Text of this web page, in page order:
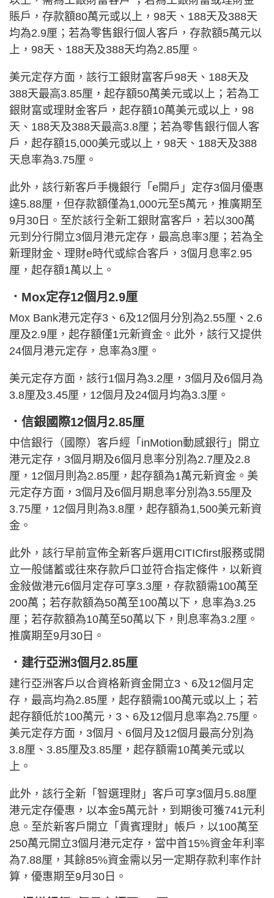
賬戶，存款額80萬元或以上，98天、188天及388天
均為2.9厘；若為零售銀行個人客戶，存款額5萬元以
上，98天、188天及388天均為2.85厘。
美元定存方面，該行工銀財富客戶98天、188天及
388天最高3.85厘，起存額50萬美元或以上；若為工
銀財富或理財金客戶，起存額10萬美元或以上，98
天、188天及388天最高3.8厘；若為零售銀行個人客
戶，起存額15,000美元或以上，98天、188天及388
天息率為3.75厘。
此外，該行新客戶手機銀行「e開戶」定存3個月優惠
達5.88厘，但存款額僅為1,000元至5萬元，推廣期至
9月30日。至於該行全新工銀財富客戶，若以300萬
元到分行開立3個月港元定存，最高息率3厘；若為全
新理財金、理財e時代或綜合客戶，3個月息率2.95
厘，起存額1萬以上。
．Mox定存12個月2.9厘
Mox Bank港元定存3、6及12個月分別為2.55厘、2.6
厘及2.9厘，起存額僅1元新資金。此外，該行又提供
24個月港元定存，息率為3厘。
美元定存方面，該行1個月為3.2厘，3個月及6個月為
3.8厘及3.45厘，12個月及24個月均為3.3厘。
．信銀國際12個月2.85厘
中信銀行（國際）客戶經「inMotion動感銀行」開立
港元定存，3個月期及6個月息率分別為2.7厘及2.8
厘，12個月則為2.85厘，起存額為1萬元新資金。美
元定存方面，3個月及6個月期息率分別為3.55厘及
3.75厘，12個月則為3.8厘，起存額為1,500美元新資
金。
此外，該行早前宣佈全新客戶選用CITICfirst服務或開
立一般儲蓄或往來存款戶口並符合指定條件，以新資
金敍做港元6個月定存可享3.3厘，存款額需100萬至
200萬；若存款額為50萬至100萬以下，息率為3.25
厘；若存款額為10萬至50萬以下，則息率為3.2厘。
推廣期至9月30日。
．建行亞洲3個月2.85厘
建行亞洲客戶以合資格新資金開立3、6及12個月定
存，最高均為2.85厘，起存額需100萬元或以上；若
起存額低於100萬元，3、6及12個月息率為2.75厘。
美元定存方面，3個月、6個月及12個月最高分別為
3.8厘、3.85厘及3.85厘，起存額需10萬美元或以
上。
此外，該行全新「智選理財」客戶可享3個月5.88厘
港元定存優惠，以本金5萬元計，到期後可獲741元利
息。至於新客戶開立「貴賓理財」帳戶，以100萬至
250萬元開立3個月港元定存，當中首15%資金年利率
為7.88厘，其餘85%資金需以另一定期存款利率作計
算，優惠期至9月30日。